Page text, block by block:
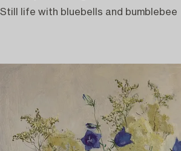
Still life with bluebells and bumblebee